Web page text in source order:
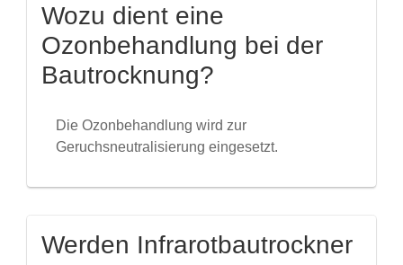
Wozu dient eine
Ozonbehandlung bei der
Bautrocknung?
Die Ozonbehandlung wird zur
Geruchsneutralisierung eingesetzt.
Werden Infrarotbautrockner